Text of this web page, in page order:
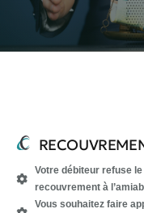
Votre débiteur refuse
recouvrement à
Vous souhaitez faire